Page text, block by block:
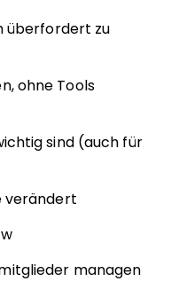
überfordert zu
ohne Tools
sind (auch für
verändert
managen